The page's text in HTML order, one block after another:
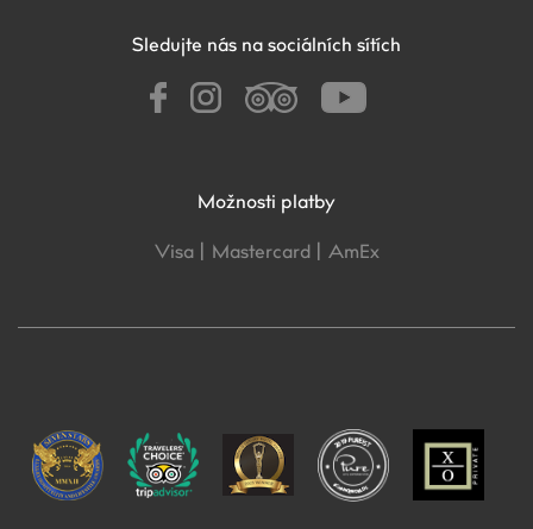
Sledujte nás na sociálních sítích
Možnosti platby
Visa | Mastercard | AmEx